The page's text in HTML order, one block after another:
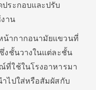
ระกอบและปรับ
าน
น้ากากอนามัยแขวนที่
งชั้นวางในแต่ละชั้น
ที่ใช้ในโรงอาหารมา
ำไปใส่หรือสัมผัสกับ